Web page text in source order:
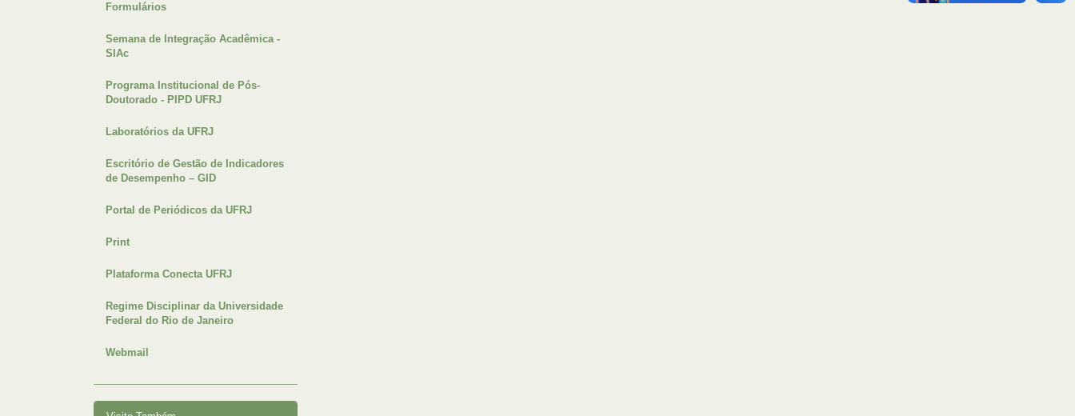
Formulários
Semana de Integração Acadêmica -
SIAc
Programa Institucional de Pós-
Doutorado - PIPD UFRJ
Laboratórios da UFRJ
Escritório de Gestão de Indicadores
de Desempenho – GID
Portal de Periódicos da UFRJ
Print
Plataforma Conecta UFRJ
Regime Disciplinar da Universidade
Federal do Rio de Janeiro
Webmail